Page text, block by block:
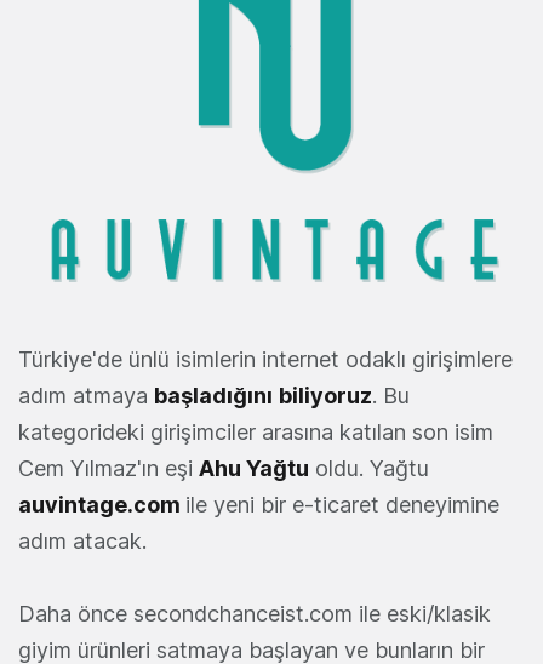
Türkiye'de ünlü isimlerin internet odaklı girişimlere
adım atmaya başladığını biliyoruz. Bu
kategorideki girişimciler arasına katılan son isim
Cem Yılmaz'ın eşi Ahu Yağtu oldu. Yağtu
auvintage.com ile yeni bir e-ticaret deneyimine
adım atacak.
Daha önce secondchanceist.com ile eski/klasik
giyim ürünleri satmaya başlayan ve bunların bir